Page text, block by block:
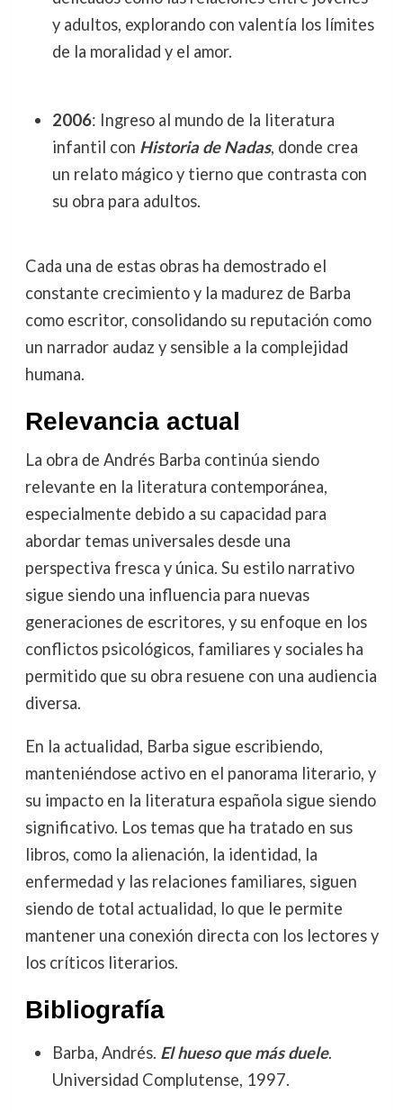
y adultos, explorando con valentía los límites
de la moralidad y el amor.
2006: Ingreso al mundo de la literatura
infantil con Historia de Nadas, donde crea
un relato mágico y tierno que contrasta con
su obra para adultos.
Cada una de estas obras ha demostrado el
constante crecimiento y la madurez de Barba
como escritor, consolidando su reputación como
un narrador audaz y sensible a la complejidad
humana.
Relevancia actual
La obra de Andrés Barba continúa siendo
relevante en la literatura contemporánea,
especialmente debido a su capacidad para
abordar temas universales desde una
perspectiva fresca y única. Su estilo narrativo
sigue siendo una influencia para nuevas
generaciones de escritores, y su enfoque en los
conflictos psicológicos, familiares y sociales ha
permitido que su obra resuene con una audiencia
diversa.
En la actualidad, Barba sigue escribiendo,
manteniéndose activo en el panorama literario, y
su impacto en la literatura española sigue siendo
significativo. Los temas que ha tratado en sus
libros, como la alienación, la identidad, la
enfermedad y las relaciones familiares, siguen
siendo de total actualidad, lo que le permite
mantener una conexión directa con los lectores y
los críticos literarios.
Bibliografía
Barba, Andrés. El hueso que más duele.
Universidad Complutense, 1997.